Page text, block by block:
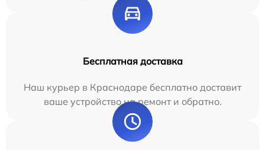
Бесплатная доставка
Наш курьер в Краснодаре бесплатно доставит
ваше устройство на ремонт и обратно.